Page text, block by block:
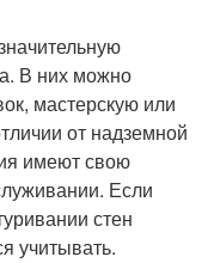
В них можно
мастерскую или
от надземной
имеют свою
Если
стен
учитывать.